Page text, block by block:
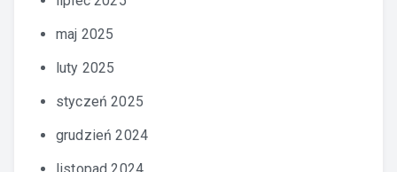
maj 2025
luty 2025
styczeń 2025
grudzień 2024